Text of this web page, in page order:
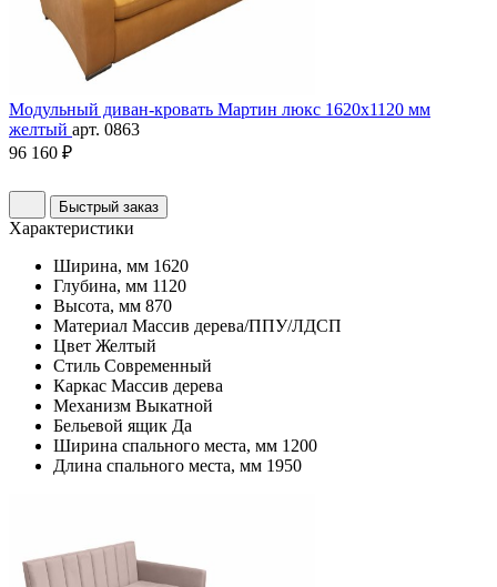
Модульный диван-кровать Мартин люкс 1620х1120 мм
желтый арт. 0863
96 160 ₽
Быстрый заказ
Характеристики
Ширина, мм 1620
Глубина, мм 1120
Высота, мм 870
Материал Массив дерева/ППУ/ЛДСП
Цвет Желтый
Стиль Современный
Каркас Массив дерева
Механизм Выкатной
Бельевой ящик Да
Ширина спального места, мм 1200
Длина спального места, мм 1950